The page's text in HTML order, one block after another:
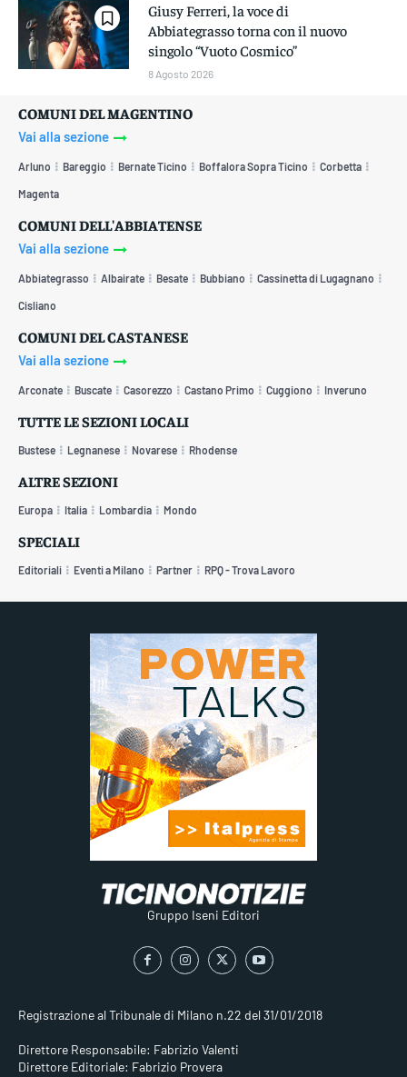
Giusy Ferreri, la voce di
Abbiategrasso torna con il nuovo
singolo “Vuoto Cosmico”
8 Agosto 2026
COMUNI DEL MAGENTINO
Vai alla sezione
Arluno Bareggio Bernate Ticino Boffalora Sopra Ticino Corbetta
Magenta
COMUNI DELL'ABBIATENSE
Vai alla sezione
Abbiategrasso Albairate Besate Bubbiano Cassinetta di Lugagnano
Cisliano
COMUNI DEL CASTANESE
Vai alla sezione
Arconate Buscate Casorezzo Castano Primo Cuggiono Inveruno
TUTTE LE SEZIONI LOCALI
Bustese Legnanese Novarese Rhodense
ALTRE SEZIONI
Europa Italia Lombardia Mondo
SPECIALI
Editoriali Eventi a Milano Partner RPQ - Trova Lavoro
Gruppo Iseni Editori
Registrazione al Tribunale di Milano n.22 del 31/01/2018
Direttore Responsabile: Fabrizio Valenti
Direttore Editoriale: Fabrizio Provera